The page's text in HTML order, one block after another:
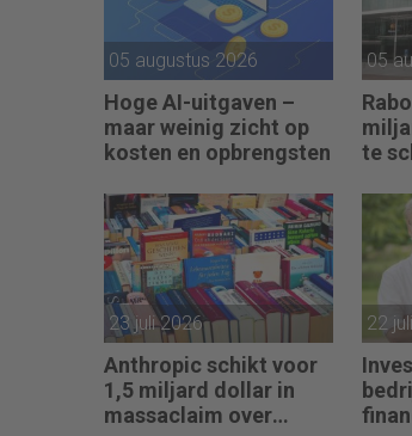
05 augustus 2026
Hoge AI-uitgaven –
maar weinig zicht op
kosten en opbrengsten
05
te
23 juli 2026
Anthropic schikt voor
1,5 miljard dollar in
massaclaim over
22